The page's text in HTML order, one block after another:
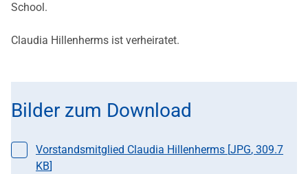
School.
Claudia Hillenherms ist verheiratet.
Bilder zum Download
Datei auswählen
Vorstandsmitglied Claudia Hillenherms [JPG, 309.7
KB]